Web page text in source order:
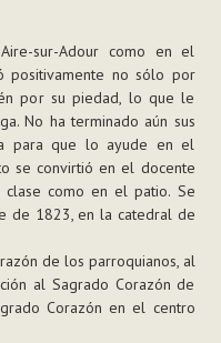
sur-Adour como en el
positivamente no sólo por
por su piedad, lo que le
No ha terminado aún sus
para que lo ayude en el
se convirtió en el docente
como en el patio. Se
de 1823, en la catedral de
de los parroquianos, al
al Sagrado Corazón de
Corazón en el centro